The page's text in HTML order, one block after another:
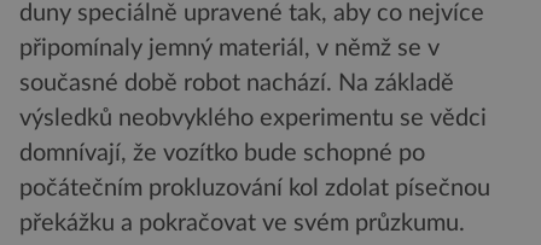
duny speciálně upravené tak, aby co nejvíce
připomínaly jemný materiál, v němž se v
současné době robot nachází. Na základě
výsledků neobvyklého experimentu se vědci
domnívají, že vozítko bude schopné po
počátečním prokluzování kol zdolat písečnou
překážku a pokračovat ve svém průzkumu.